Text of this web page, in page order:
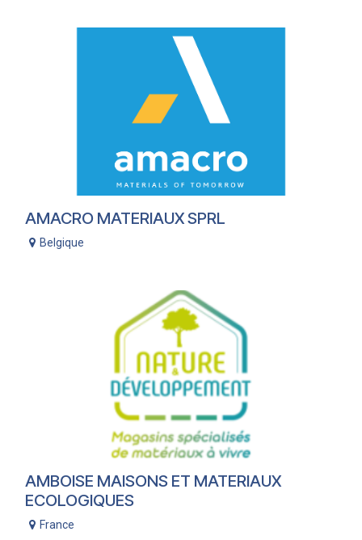
AMACRO MATERIAUX SPRL
Belgique
AMBOISE MAISONS ET MATERIAUX
ECOLOGIQUES
France